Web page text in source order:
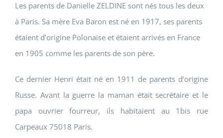
Les parents de Danielle ZELDINE sont nés tous les deux
à Paris. Sa mère Eva Baron est né en 1917, ses parents
étaient d’origine Polonaise et étaient arrivés en France
en 1905 comme les parents de son père.
Ce dernier Henri était né en 1911 de parents d’origine
Russe. Avant la guerre la maman était secrétaire et le
papa ouvrier fourreur, ils habitaient au 1bis rue
Carpeaux 75018 Paris.